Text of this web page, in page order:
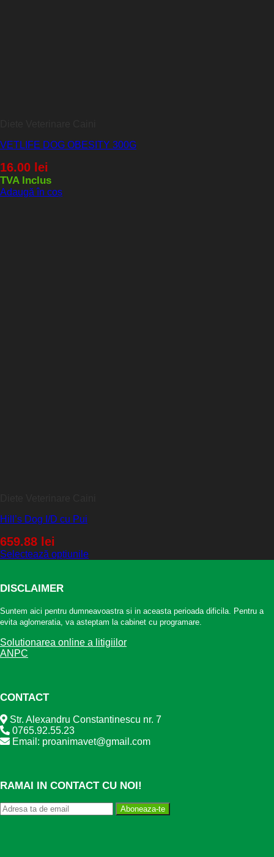
VETLIFE DOG OBESITY 300G
16.00 lei
TVA Inclus
Adaugă în coș
Hill’s Dog I/D cu Pui
659.88 lei
Selectează opțiunile
DISCLAIMER
Suntem aici pentru dumneavoastra si in aceasta perioada dificila. Pentru a
evita aglomeratia, va asteptam la cabinet cu programare.
Solutionarea online a litigiilor
ANPC
CONTACT
Str. Alexandru Constantinescu nr. 7
0765.92.55.23
Email: proanimavet@gmail.com
RAMAI IN CONTACT CU NOI!
Aboneaza-te